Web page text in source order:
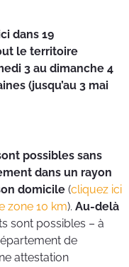
dans 19
le territoire
3 au dimanche 4
(jusqu’au 3 mai
possibles sans
dans un rayon
domicile (cliquez ici
zone 10 km). Au-delà
sont possibles – à
de
attestation